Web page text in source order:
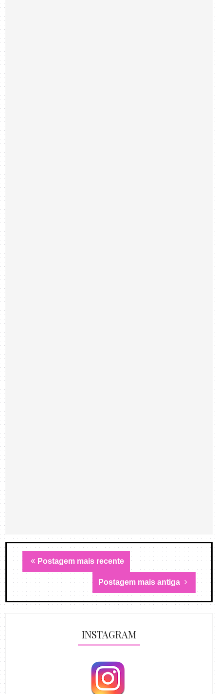
Postagem mais recente
Postagem mais antiga
INSTAGRAM